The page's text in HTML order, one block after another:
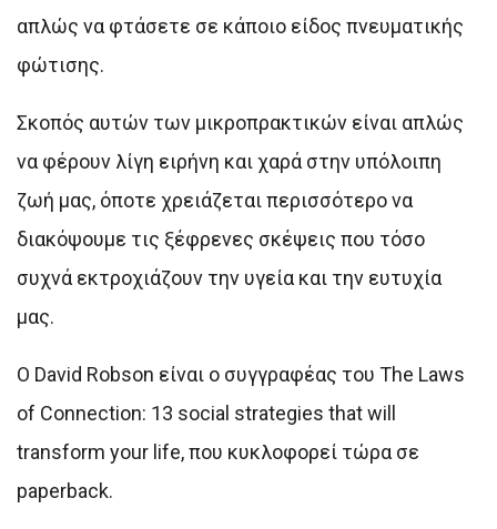
απλώς να φτάσετε σε κάποιο είδος πνευματικής
φώτισης.
Σκοπός αυτών των μικροπρακτικών είναι απλώς
να φέρουν λίγη ειρήνη και χαρά στην υπόλοιπη
ζωή μας, όποτε χρειάζεται περισσότερο να
διακόψουμε τις ξέφρενες σκέψεις που τόσο
συχνά εκτροχιάζουν την υγεία και την ευτυχία
μας.
Ο David Robson είναι ο συγγραφέας του The Laws
of Connection: 13 social strategies that will
transform your life, που κυκλοφορεί τώρα σε
paperback.